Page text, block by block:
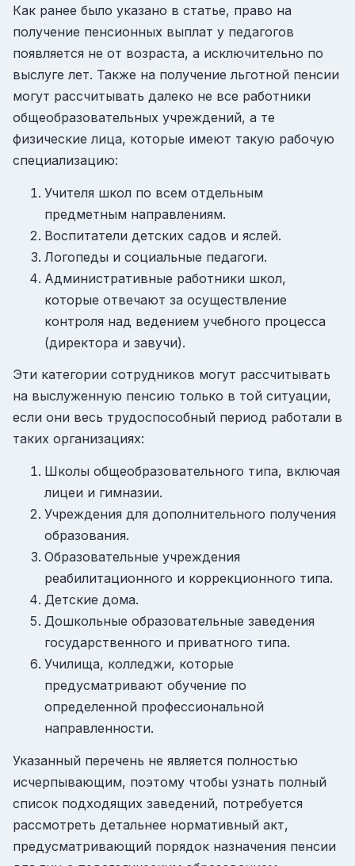
Как ранее было указано в статье, право на
получение пенсионных выплат у педагогов
появляется не от возраста, а исключительно по
выслуге лет. Также на получение льготной пенсии
могут рассчитывать далеко не все работники
общеобразовательных учреждений, а те
физические лица, которые имеют такую рабочую
специализацию:
Учителя школ по всем отдельным
предметным направлениям.
Воспитатели детских садов и яслей.
Логопеды и социальные педагоги.
Административные работники школ,
которые отвечают за осуществление
контроля над ведением учебного процесса
(директора и завучи).
Эти категории сотрудников могут рассчитывать
на выслуженную пенсию только в той ситуации,
если они весь трудоспособный период работали в
таких организациях:
Школы общеобразовательного типа, включая
лицеи и гимназии.
Учреждения для дополнительного получения
образования.
Образовательные учреждения
реабилитационного и коррекционного типа.
Детские дома.
Дошкольные образовательные заведения
государственного и приватного типа.
Училища, колледжи, которые
предусматривают обучение по
определенной профессиональной
направленности.
Указанный перечень не является полностью
исчерпывающим, поэтому чтобы узнать полный
список подходящих заведений, потребуется
рассмотреть детальнее нормативный акт,
предусматривающий порядок назначения пенсии